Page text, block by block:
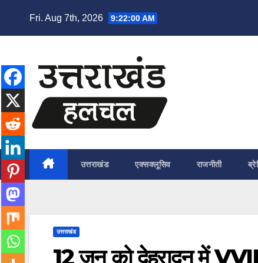
Fri. Aug 7th, 2026 9:22:01 AM
उत्तराखंड एक्सक्लूसिव राजनीती
उत्तराखंड